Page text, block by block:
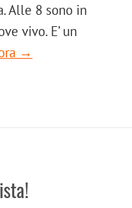
Alle 8 sono in
vivo. E’ un
→